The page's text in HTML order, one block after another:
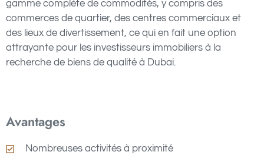
gamme complète de commodités, y compris des
commerces de quartier, des centres commerciaux et
des lieux de divertissement, ce qui en fait une option
attrayante pour les investisseurs immobiliers à la
recherche de biens de qualité à Dubai.
Avantages
Nombreuses activités à proximité